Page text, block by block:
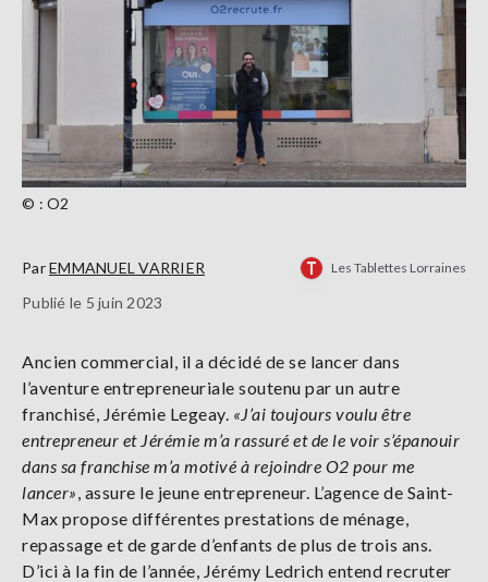
© : O2
ParEMMANUEL VARRIER Les Tablettes Lorraines
Publié le 5 juin 2023
Ancien commercial, il a décidé de se lancer dans
l’aventure entrepreneuriale soutenu par un autre
franchisé, Jérémie Legeay. «J’ai toujours voulu être
entrepreneur et Jérémie m’a rassuré et de le voir s’épanouir
dans sa franchise m’a motivé à rejoindre O2 pour me
lancer» , assure le jeune entrepreneur. L’agence de Saint-
Max propose différentes prestations de ménage,
repassage et de garde d’enfants de plus de trois ans.
D’ici à la fin de l’année, Jérémy Ledrich entend recruter